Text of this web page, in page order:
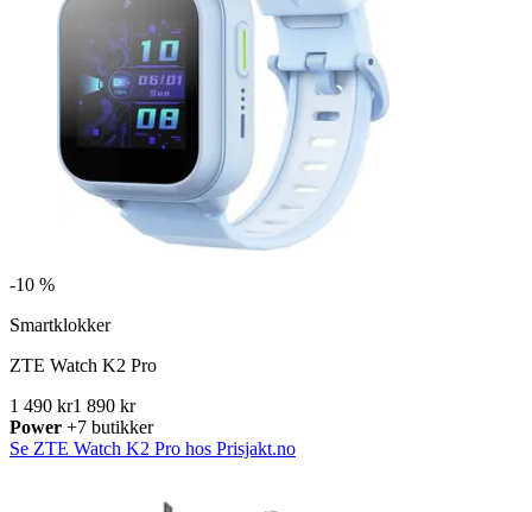
-10 %
Smartklokker
ZTE Watch K2 Pro
1 490 kr1 890 kr
Power +7 butikker
Se ZTE Watch K2 Pro hos Prisjakt.no